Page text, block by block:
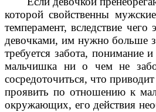
которой свойственны
темперамент, вследствие
девочками, им нужно больше
требуется забота, понимание
мальчишка ни о чем не
сосредоточиться, что
проявить по отношению к
окружающих, его действия